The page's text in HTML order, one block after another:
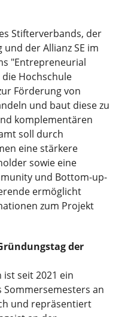
Stifterverbands, der
der Allianz SE im
"Entrepreneurial
Hochschule
Förderung von
und baut diese zu
komplementären
soll durch
eine stärkere
sowie eine
und Bottom-up-
ermöglicht
zum Projekt
der
ist seit 2021 ein
an
und repräsentiert